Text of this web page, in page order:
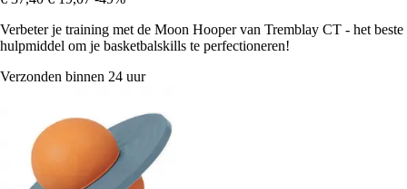
Verbeter je training met de Moon Hooper van Tremblay CT - het beste
hulpmiddel om je basketbalskills te perfectioneren!
Verzonden binnen 24 uur